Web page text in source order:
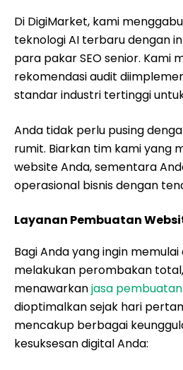
Di DigiMarket, kami
teknologi AI terbaru dengan
para pakar SEO senior. Kami
rekomendasi audit
standar industri tertinggi
Anda tidak perlu pusing
rumit. Biarkan tim kami yang
website Anda, sementara
operasional bisnis dengan
Layanan Pembuatan
Bagi Anda yang ingin
melakukan perombakan
menawarkanjasa
dioptimalkan sejak hari
mencakup berbagai
kesuksesan digital Anda: